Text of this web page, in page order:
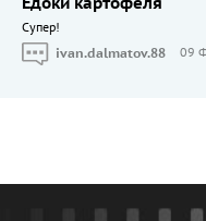
Cупер!
ivan.dalmatov.88
09